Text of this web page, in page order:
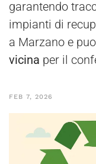
garantendo
impianti di
a Marzano e
vicina per il
FEB 7, 2026